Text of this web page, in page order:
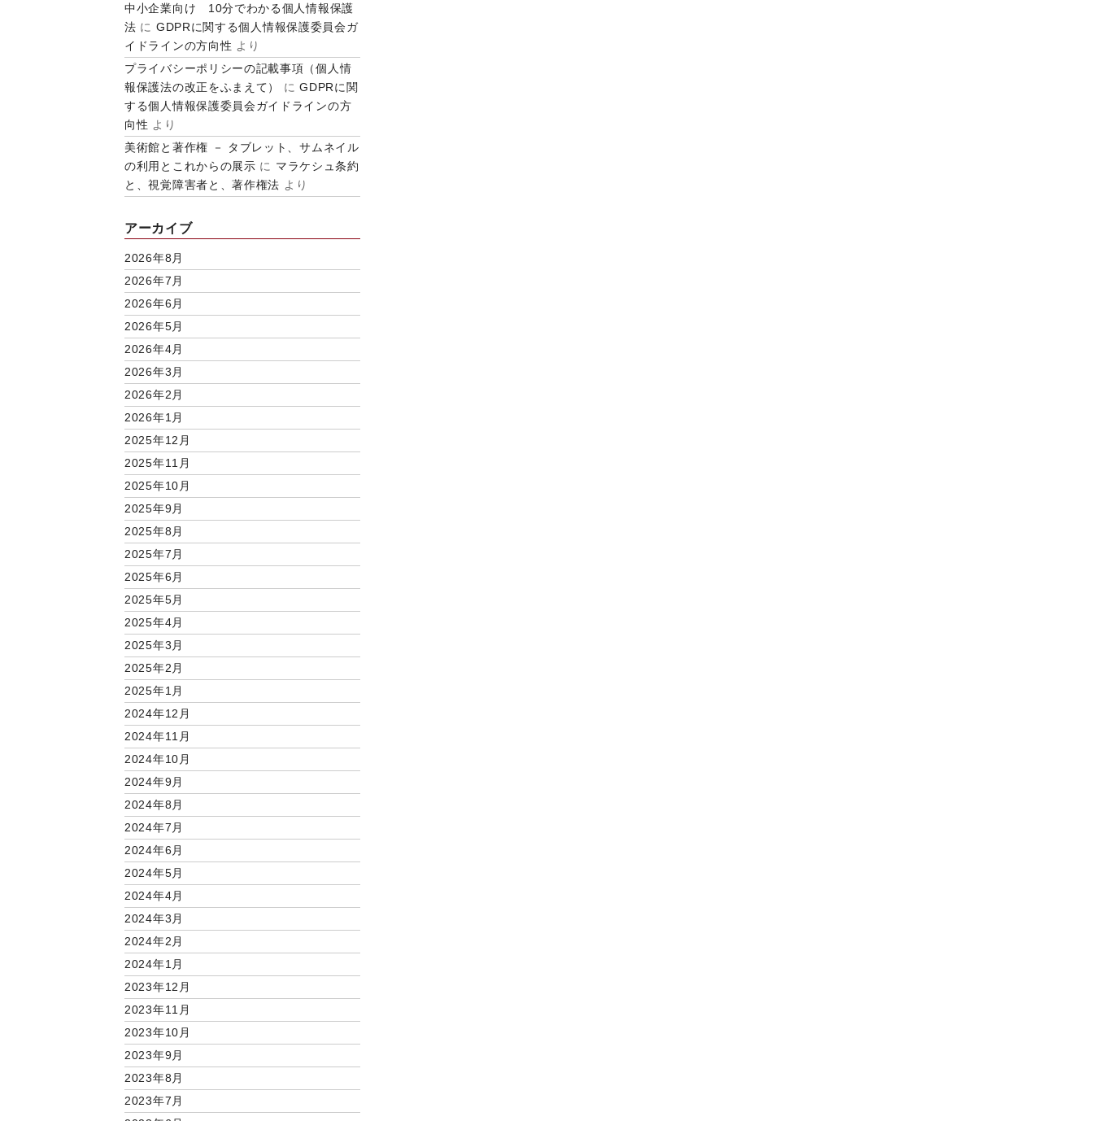
中小企業向け 10分でわかる個人情報保護
法 に GDPRに関する個人情報保護委員会ガ
イドラインの方向性 より
プライバシーポリシーの記載事項（個人情
報保護法の改正をふまえて）
にGDPRに関
する個人情報保護委員会ガイドラインの方
向性 より
美術館と著作権 － タブレット、サムネイル
の利用とこれからの展示 に マラケシュ条約
と、視覚障害者と、著作権法 より
アーカイブ
2026年8月
2026年7月
2026年6月
2026年5月
2026年4月
2026年3月
2026年2月
2026年1月
2025年12月
2025年11月
2025年10月
2025年9月
2025年8月
2025年7月
2025年6月
2025年5月
2025年4月
2025年3月
2025年2月
2025年1月
2024年12月
2024年11月
2024年10月
2024年9月
2024年8月
2024年7月
2024年6月
2024年5月
2024年4月
2024年3月
2024年2月
2024年1月
2023年12月
2023年11月
2023年10月
2023年9月
2023年8月
2023年7月